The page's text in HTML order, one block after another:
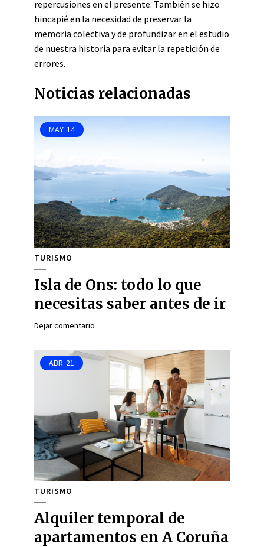
repercusiones en el presente. También se hizo
hincapié en la necesidad de preservar la
memoria colectiva y de profundizar en el estudio
de nuestra historia para evitar la repetición de
errores.
Noticias relacionadas
MAY 14
TURISMO
Isla de Ons: todo lo que
necesitas saber antes de ir
Dejar comentario
ABR 21
TURISMO
Alquiler temporal de
apartamentos en A Coruña